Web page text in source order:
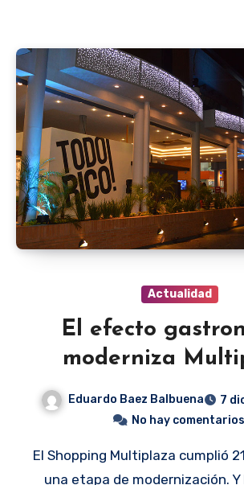
Actualidad
El efecto
moderniza
Eduardo Baez Balbuena
7
No hay comentarios
El Shopping Multiplaza cumplió 21 años e inició
una etapa de modernización.